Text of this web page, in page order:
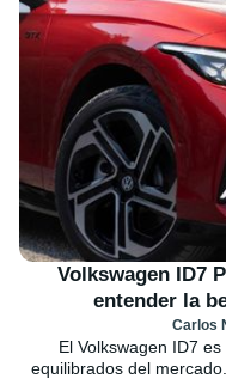
Volkswagen ID7
entender la
Carlos
El Volkswagen ID7
equilibrados del